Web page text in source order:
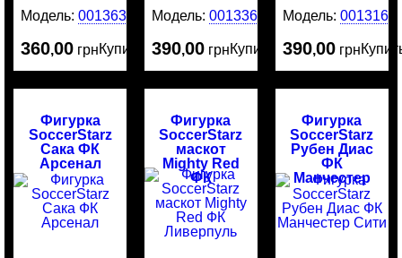
Модель:0013635
360,00 грнКупить
Модель:0013369
390,00 грнКупить
Модель: 0013161
390,00 грн
Фигурка
SoccerStarz
Сака ФК
Арсенал
Фигурка
SoccerStarz
маскот
Mighty Red
ФК
Ливерпуль
Фигурка
SoccerStarz
Рубен Диас
ФК
Манчестер
Сити